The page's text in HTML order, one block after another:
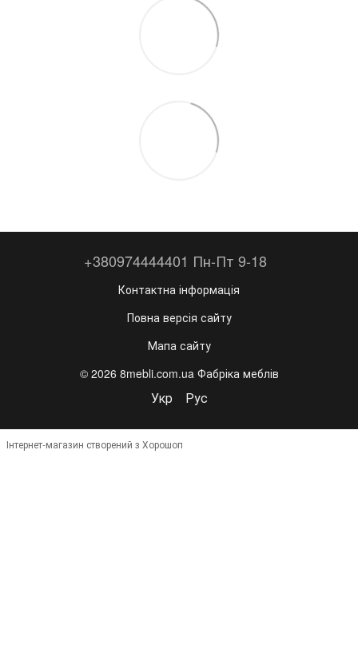
+380974444401 Пн-Пт 9-18
Контактна інформація
Повна версія сайту
Мапа сайту
© 2026 8mebli.com.ua Фабріка меблів
Укр Рус
Інтернет-магазин створений з Хорошоп